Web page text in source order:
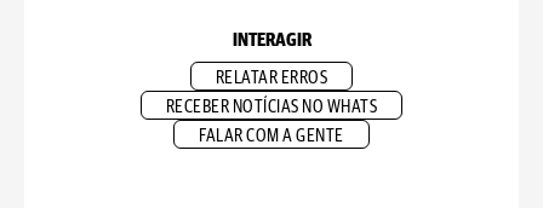
INTERAGIR
RELATAR ERROS
RECEBER NOTÍCIAS NO WHATS
FALAR COM A GENTE